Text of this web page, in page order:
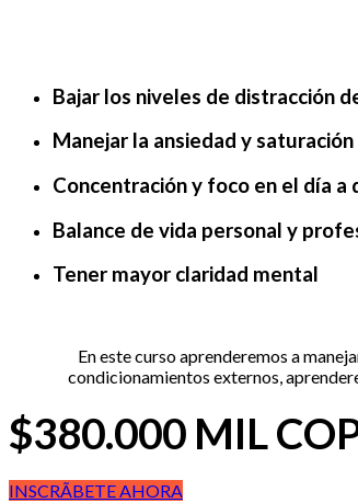
Bajar los niveles de distracción
Manejar la ansiedad y saturación
Concentración y foco en el día a
Balance de vida personal y
Tener mayor claridad mental
En este curso aprenderemos a
condicionamientos externos,
$380.000 MIL
INSCRÃBETE AHORA